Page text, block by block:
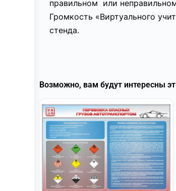
правильном или
Громкость «Виртуального
стенда.
Возможно, вам будут интересны